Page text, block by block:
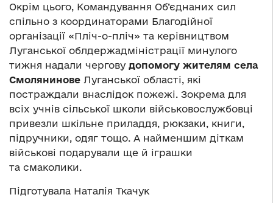
Окрім цього, Командування Об’єднаних сил
спільно з координаторами Благодійної
організації «Пліч-о-пліч» та керівництвом
Луганської облдержадміністрації минулого
тижня надали чергову допомогу жителям села
Смолянинове Луганської області, які
постраждали внаслідок пожежі. Зокрема для
всіх учнів сільської школи військовослужбовці
привезли шкільне приладдя, рюкзаки, книги,
підручники, одяг тощо. А найменшим діткам
військові подарували ще й іграшки
та смаколики.
Підготувала Наталія Ткачук